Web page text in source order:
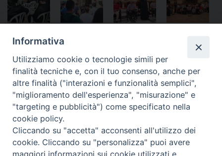
Notificheapp
PASFA – Incontro regionale
al Divino Amore
Salerno – Commemorati i
caduti dell’operazione del 9
Informativa
Utilizziamo cookie o tecnologie simili per
finalità tecniche e, con il tuo consenso, anche per
altre finalità ("interazioni e funzionalità semplici",
"miglioramento dell'esperienza", "misurazione" e
"targeting e pubblicità") come specificato nella
cookie policy.
Cliccando su "accetta" acconsenti all'utilizzo dei
cookie. Cliccando su "personalizza" puoi avere